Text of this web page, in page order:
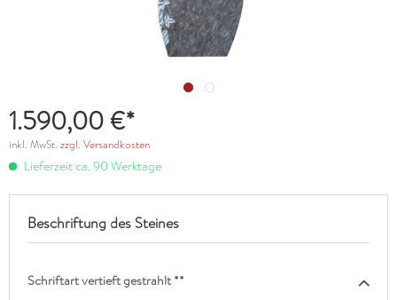
1.590,00 €*
inkl. MwSt. zzgl. Versandkosten
Lieferzeit ca. 90 Werktage
Beschriftung des Steines
Schriftart vertieft gestrahlt **